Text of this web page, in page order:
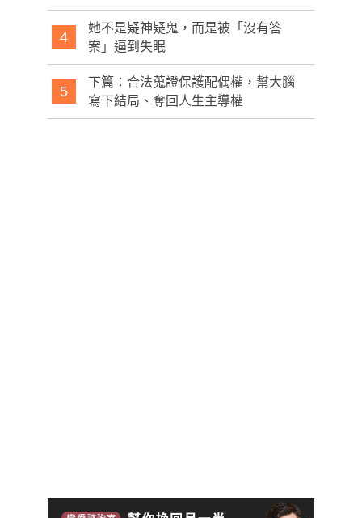
4
她不是疑神疑鬼，而是被「沒有答
案」逼到失眠
5
下篇：合法蒐證保護配偶權，幫大腦
寫下結局、奪回人生主導權